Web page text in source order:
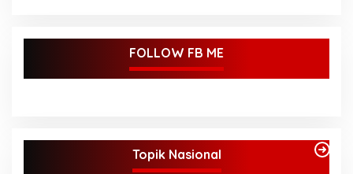
FOLLOW FB ME
Topik Nasional